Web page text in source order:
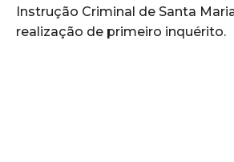
Instrução Criminal de Santa
realização de primeiro inquérito.